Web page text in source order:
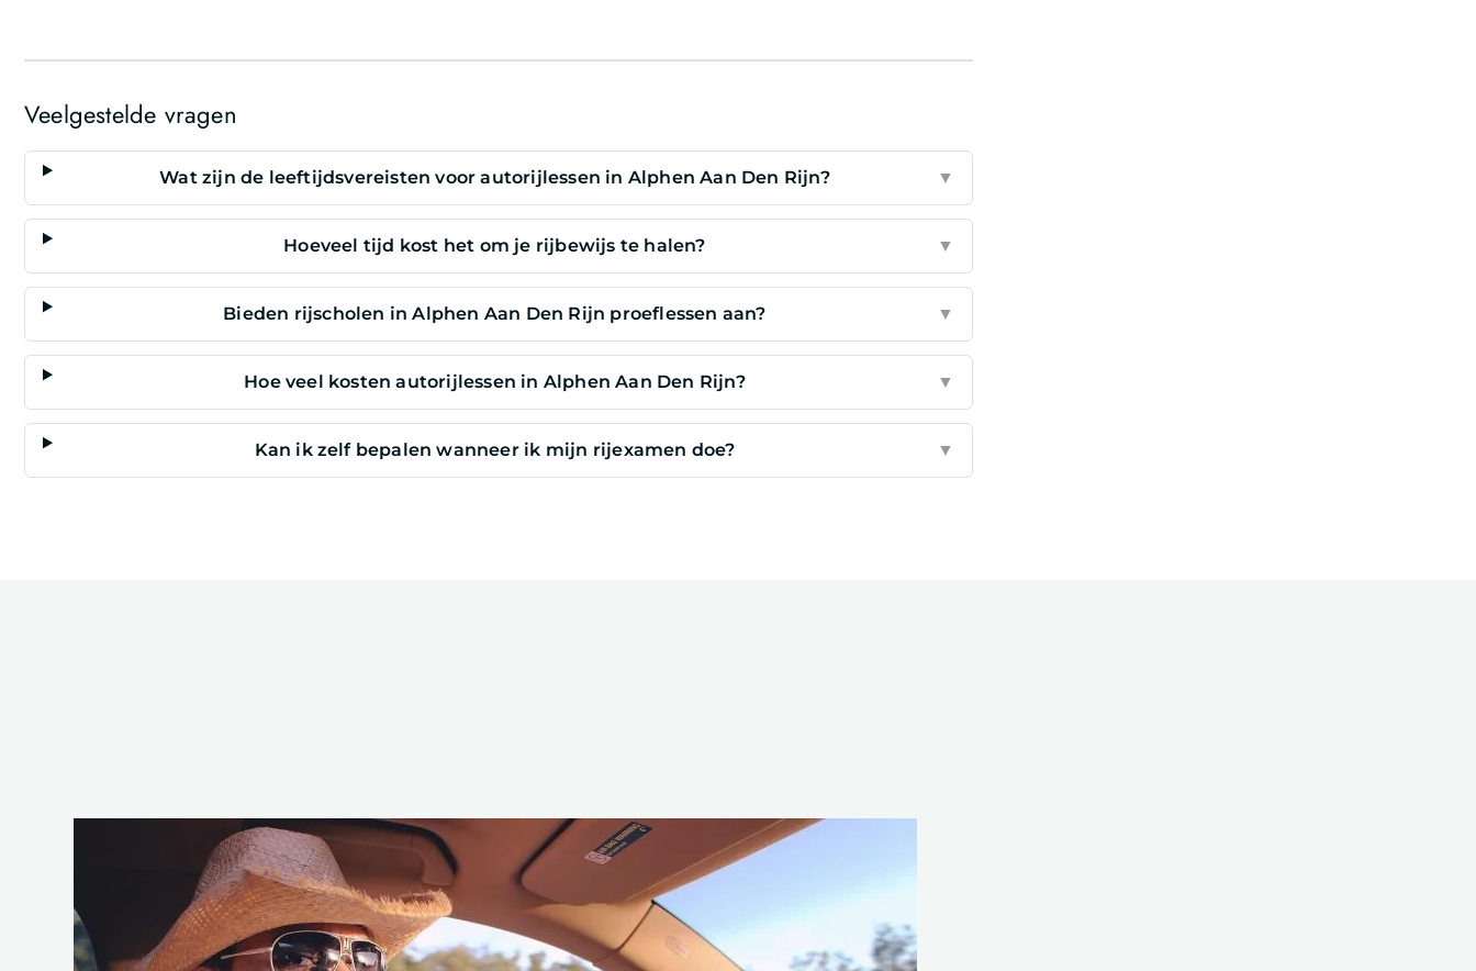
Veelgestelde vragen
Wat zijn de leeftijdsvereisten voor autorijlessen in Alphen Aan Den Rijn? ▼
Hoeveel tijd kost het om je rijbewijs te halen? ▼
Bieden rijscholen in Alphen Aan Den Rijn proeflessen aan? ▼
Hoe veel kosten autorijlessen in Alphen Aan Den Rijn? ▼
Kan ik zelf bepalen wanneer ik mijn rijexamen doe? ▼